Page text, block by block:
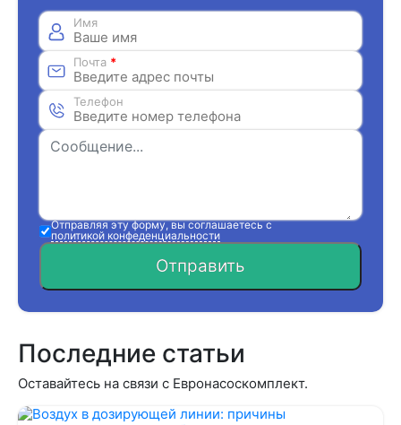
Имя
Почта *
Телефон
Отправляя эту форму, вы соглашаетесь с
политикой конфеденциальности
Отправить
Последние статьи
Оставайтесь на связи с Евронасоскомплект.